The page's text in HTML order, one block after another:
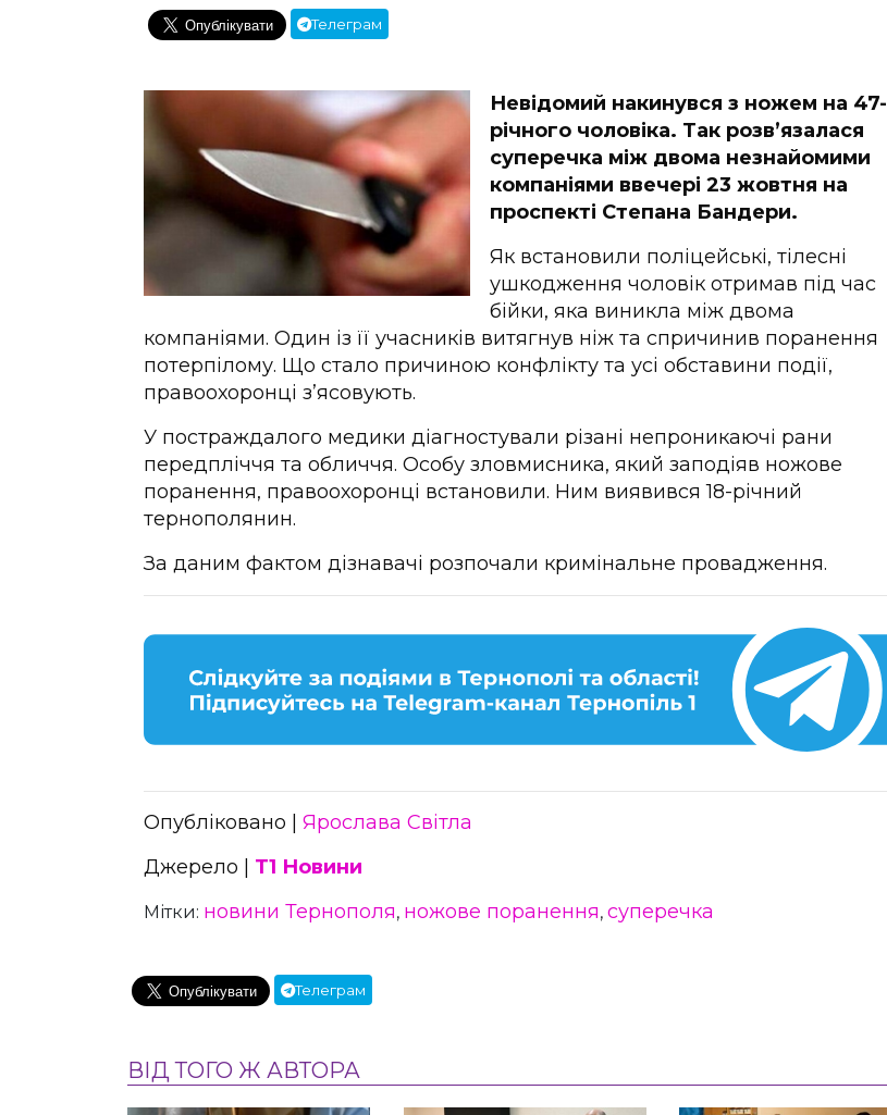
Телеграм
Невідомий накинувся з ножем на 47-
річного чоловіка. Так розв’язалася
суперечка між двома незнайомими
компаніями ввечері 23 жовтня на
проспекті Степана Бандери.
Як встановили поліцейські, тілесні
ушкодження чоловік отримав під час
бійки, яка виникла між двома
компаніями. Один із її учасників витягнув ніж та спричинив поранення
потерпілому. Що стало причиною конфлікту та усі обставини події,
правоохоронці з’ясовують.
У постраждалого медики діагностували різані непроникаючі рани
передпліччя та обличчя. Особу зловмисника, який заподіяв ножове
поранення, правоохоронці встановили. Ним виявився 18-річний
тернополянин.
За даним фактом дізнавачі розпочали кримінальне провадження.
Опубліковано | Ярослава Світла
Джерело | Т1 Новини
Мітки: новини Тернополя, ножове поранення, суперечка
Телеграм
ВІД ТОГО Ж АВТОРА